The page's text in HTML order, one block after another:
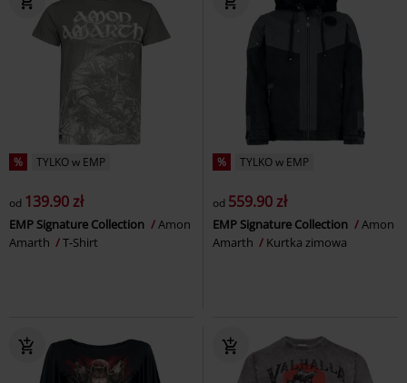
% TYLKO w EMP
od 139.90 zł
EMP Signature Collection
Amon
Amarth
T-Shirt
% TYLKO w EMP
od 559.90 zł
EMP Signature Collection
Amon
Amarth
Kurtka zimowa